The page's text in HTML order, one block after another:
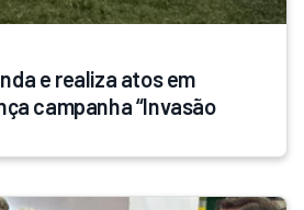
e realiza atos em
campanha “Invasão